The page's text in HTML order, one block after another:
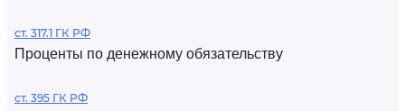
ст. 317.1 ГК РФ
Проценты по денежному обязательству
ст. 395 ГК РФ